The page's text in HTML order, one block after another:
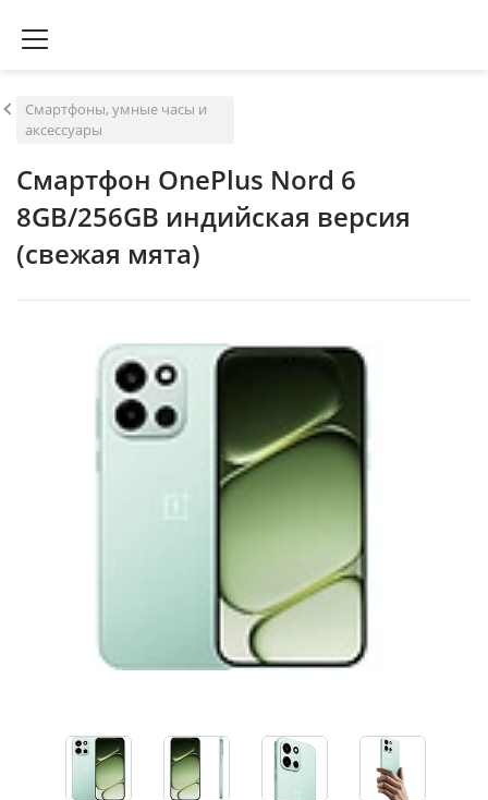
Смартфоны, умные часы и
аксессуары
Смартфон OnePlus Nord 6
8GB/256GB индийская версия
(свежая мята)